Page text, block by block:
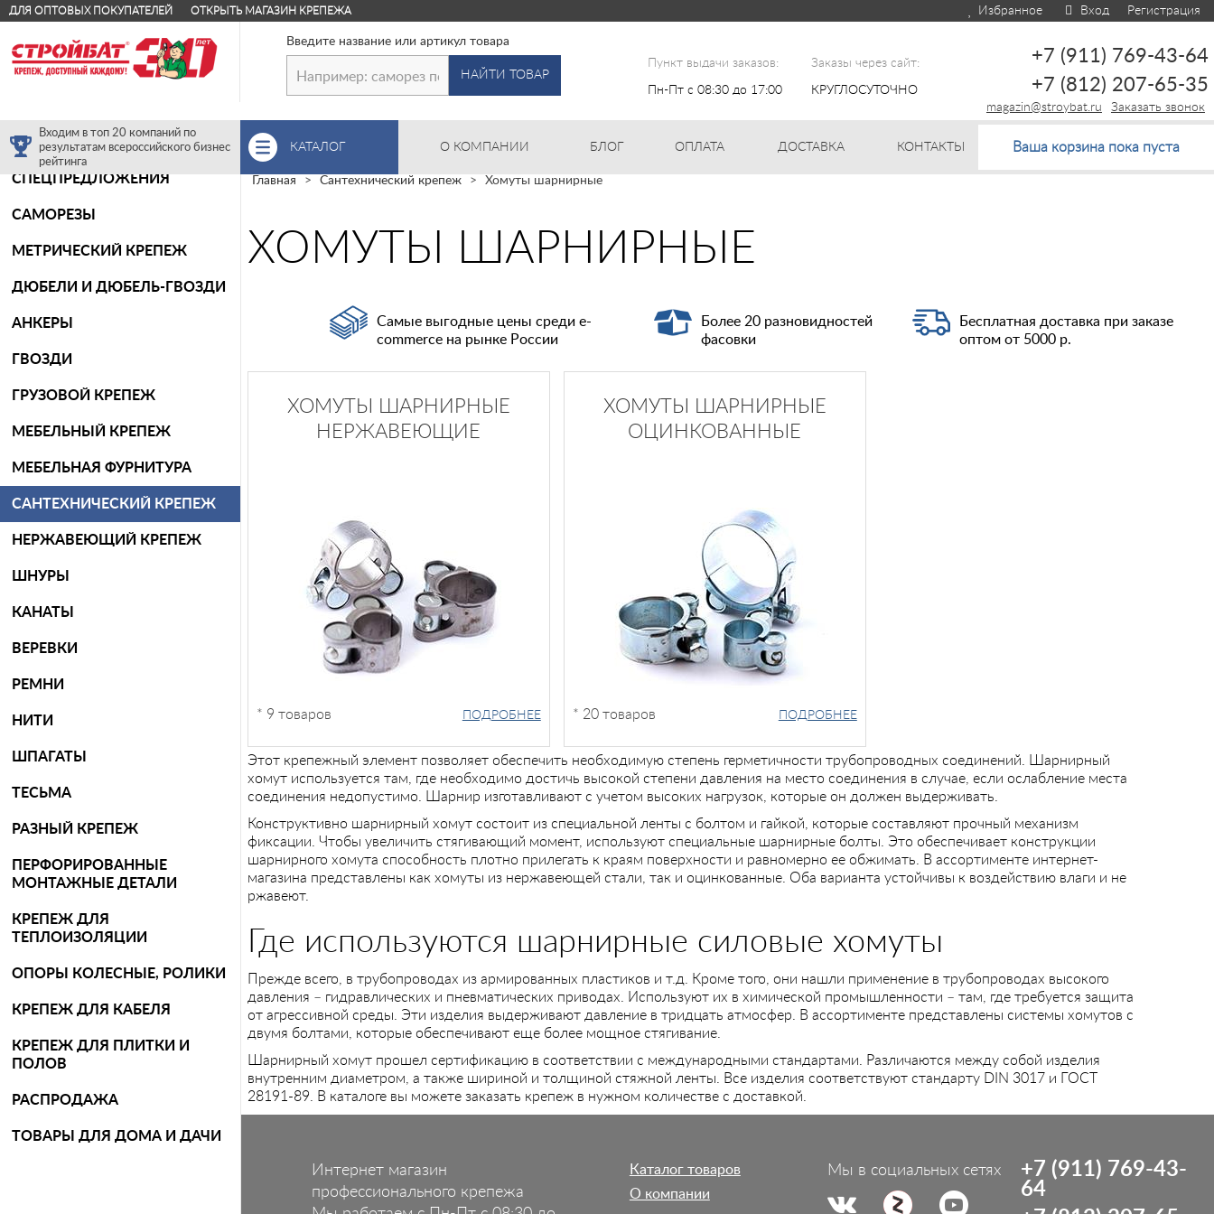
ДЛЯ ОПТОВЫХ ПОКУПАТЕЛЕЙ ОТКРЫТЬ МАГАЗИН КРЕПЕЖА Избранное Вход Регистрация
Введите название или артикул товара
НАЙТИ ТОВАР
Пункт выдачи заказов:
Пн-Пт с 08:30 до 17:00
Заказы через сайт:
КРУГЛОСУТОЧНО
+7 (911) 769-43-64
+7 (812) 207-65-35
Заказать звонок
magazin@stroybat.ru
Входим в топ 20 компаний по
результатам всероссийского бизнес
рейтинга
КАТАЛОГ О КОМПАНИИ БЛОГ ОПЛАТА ДОСТАВКА КОНТАКТЫ Ваша корзина пока пуста
Главная Сантехнический крепеж Хомуты шарнирные
ХОМУТЫ ШАРНИРНЫЕ
Самые выгодные цены среди e-
commerce на рынке России
Более 20 разновидностей
фасовки
Бесплатная доставка при заказе
оптом от 5000 р.
СПЕЦПРЕДЛОЖЕНИЯ
САМОРЕЗЫ
МЕТРИЧЕСКИЙ КРЕПЕЖ
ДЮБЕЛИ И ДЮБЕЛЬ-ГВОЗДИ
АНКЕРЫ
ГВОЗДИ
ГРУЗОВОЙ КРЕПЕЖ
МЕБЕЛЬНЫЙ КРЕПЕЖ
МЕБЕЛЬНАЯ ФУРНИТУРА
САНТЕХНИЧЕСКИЙ КРЕПЕЖ
НЕРЖАВЕЮЩИЙ КРЕПЕЖ
ШНУРЫ
КАНАТЫ
ВЕРЕВКИ
РЕМНИ
НИТИ
ШПАГАТЫ
ТЕСЬМА
РАЗНЫЙ КРЕПЕЖ
ПЕРФОРИРОВАННЫЕ
МОНТАЖНЫЕ ДЕТАЛИ
КРЕПЕЖ ДЛЯ
ТЕПЛОИЗОЛЯЦИИ
ОПОРЫ КОЛЕСНЫЕ, РОЛИКИ
КРЕПЕЖ ДЛЯ КАБЕЛЯ
КРЕПЕЖ ДЛЯ ПЛИТКИ И
ПОЛОВ
РАСПРОДАЖА
ТОВАРЫ ДЛЯ ДОМА И ДАЧИ
ХОМУТЫ ШАРНИРНЫЕ
НЕРЖАВЕЮЩИЕ
* 9 товаров ПОДРОБНЕЕ
ХОМУТЫ ШАРНИРНЫЕ
ОЦИНКОВАННЫЕ
* 20 товаров ПОДРОБНЕЕ
Этот крепежный элемент позволяет обеспечить необходимую степень герметичности трубопроводных соединений. Шарнирный
хомут используется там, где необходимо достичь высокой степени давления на место соединения в случае, если ослабление места
соединения недопустимо. Шарнир изготавливают с учетом высоких нагрузок, которые он должен выдерживать.
Конструктивно шарнирный хомут состоит из специальной ленты с болтом и гайкой, которые составляют прочный механизм
фиксации. Чтобы увеличить стягивающий момент, используют специальные шарнирные болты. Это обеспечивает конструкции
шарнирного хомута способность плотно прилегать к краям поверхности и равномерно ее обжимать. В ассортименте интернет-
магазина представлены как хомуты из нержавеющей стали, так и оцинкованные. Оба варианта устойчивы к воздействию влаги и не
ржавеют.
Где используются шарнирные силовые хомуты
Прежде всего, в трубопроводах из армированных пластиков и т.д. Кроме того, они нашли применение в трубопроводах высокого
давления – гидравлических и пневматических приводах. Используют их в химической промышленности – там, где требуется защита
от агрессивной среды. Эти изделия выдерживают давление в тридцать атмосфер. В ассортименте представлены системы хомутов с
двумя болтами, которые обеспечивают еще более мощное стягивание.
Шарнирный хомут прошел сертификацию в соответствии с международными стандартами. Различаются между собой изделия
внутренним диаметром, а также шириной и толщиной стяжной ленты. Все изделия соответствуют стандарту DIN 3017 и ГОСТ
28191-89. В каталоге вы можете заказать крепеж в нужном количестве с доставкой.
Интернет магазин
профессионального крепежа
Каталог товаров
О компании
Мы в социальных сетях
+7 (911) 769-43-
64